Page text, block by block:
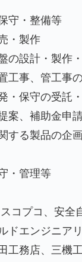
守・整備等
・製作
の設計・製作
工事、管工事
・保守の受託
案、補助金申
する製品の企
・管理等
コプコ、安全
ドエンジニア
工務店、三機